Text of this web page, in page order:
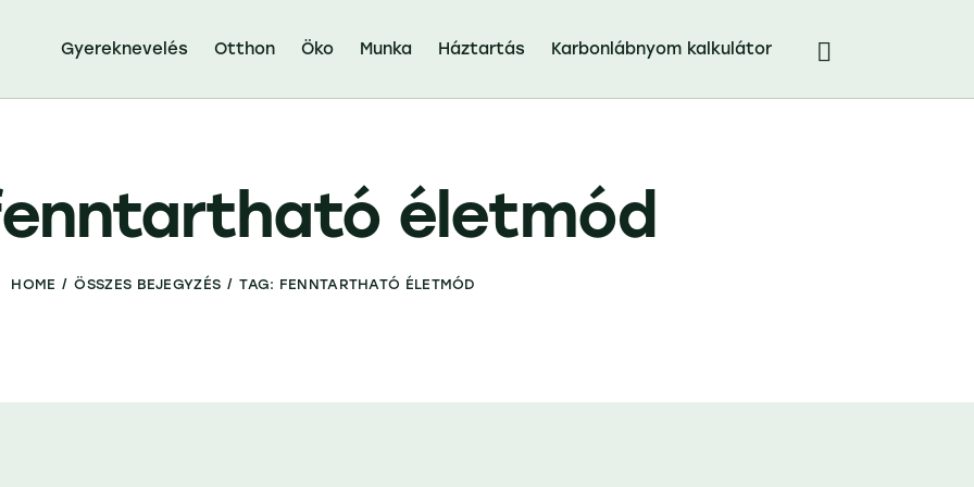
Gyereknevelés Otthon Öko Munka Háztartás Karbonlábnyom kalkulátor
életmód
HOME ÖSSZES BEJEGYZÉS TAG: FENNTARTHATÓ ÉLETMÓD